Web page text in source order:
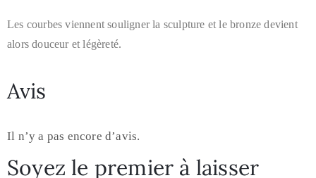
Les courbes viennent souligner la sculpture et le bronze devient
alors douceur et légèreté.
Avis
Il n’y a pas encore d’avis.
Soyez le premier à laisser